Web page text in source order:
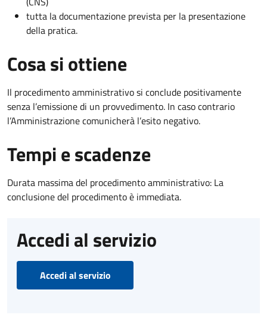
tutta la documentazione prevista per la presentazione
della pratica.
Cosa si ottiene
Il procedimento amministrativo si conclude positivamente
senza l’emissione di un provvedimento. In caso contrario
l’Amministrazione comunicherà l’esito negativo.
Tempi e scadenze
Durata massima del procedimento amministrativo: La
conclusione del procedimento è immediata.
Accedi al servizio
Accedi al servizio